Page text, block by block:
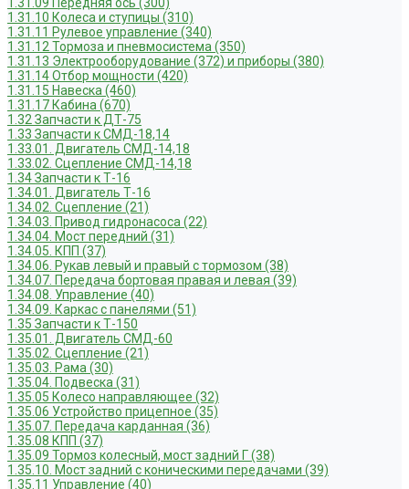
1.31.10 Колеса и ступицы (310)
1.31.11 Рулевое управление (340)
1.31.12 Тормоза и пневмосистема (350)
1.31.13 Электрооборудование (372) и приборы (380)
1.31.14 Отбор мощности (420)
1.31.15 Навеска (460)
1.31.17 Кабина (670)
1.32 Запчасти к ДТ-75
1.33 Запчасти к СМД-18,14
1.33.01. Двигатель СМД-14,18
1.33.02. Сцепление СМД-14,18
1.34 Запчасти к Т-16
1.34.01. Двигатель Т-16
1.34.02. Сцепление (21)
1.34.03. Привод гидронасоса (22)
1.34.04. Мост передний (31)
1.34.05. КПП (37)
1.34.06. Рукав левый и правый с тормозом (38)
1.34.07. Передача бортовая правая и левая (39)
1.34.08. Управление (40)
1.34.09. Каркас с панелями (51)
1.35 Запчасти к Т-150
1.35.01. Двигатель СМД-60
1.35.02. Сцепление (21)
1.35.03. Рама (30)
1.35.04. Подвеска (31)
1.35.05 Колесо направляющее (32)
1.35.06 Устройство прицепное (35)
1.35.07. Передача карданная (36)
1.35.08 КПП (37)
1.35.09 Тормоз колесный, мост задний Г (38)
1.35.10. Мост задний с коническими передачами (39)
1.35.11 Управление (40)